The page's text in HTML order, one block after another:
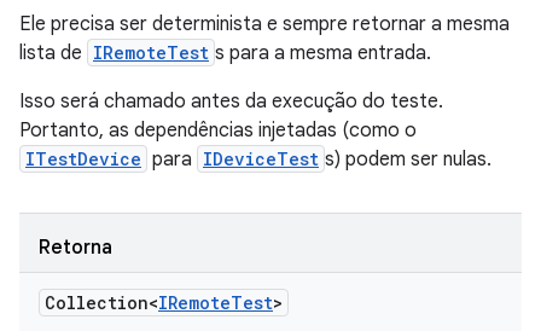
Ele precisa ser determinista e sempre retornar a mesma
lista de IRemoteTest s para a mesma entrada.
Isso será chamado antes da execução do teste.
Portanto, as dependências injetadas (como o
ITestDevice para IDeviceTest s) podem ser nulas.
Retorna
Collection<IRemoteTest>